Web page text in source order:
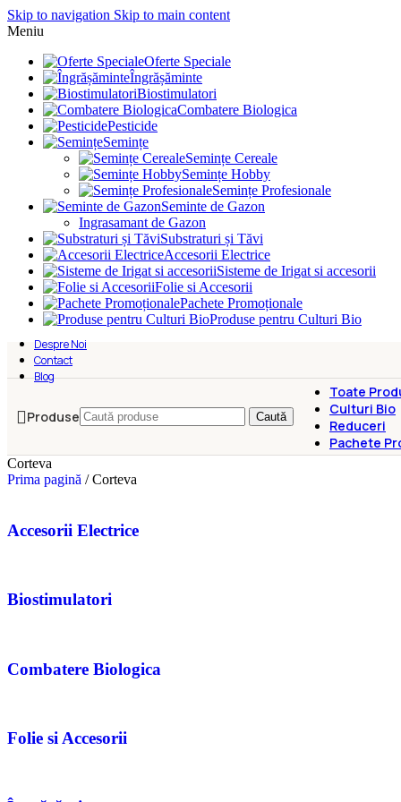
Skip to navigation Skip to main content
Meniu
Oferte Speciale
Îngrășăminte
Biostimulatori
Combatere Biologica
Pesticide
Semințe
Semințe Cereale
Semințe Hobby
Semințe Profesionale
Seminte de Gazon
Ingrasamant de Gazon
Substraturi și Tăvi
Accesorii Electrice
Sisteme de Irigat si accesorii
Folie si Accesorii
Pachete Promoționale
Produse pentru Culturi Bio
Despre Noi
Contact
Blog
Produse Caută
Toate
Culturi Bio
Reduceri
Pachete
Corteva
Prima pagină / Corteva
Accesorii Electrice
Biostimulatori
Combatere Biologica
Folie si Accesorii